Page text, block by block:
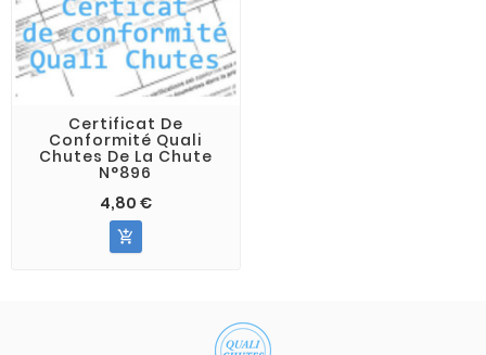
Certificat De
Conformité Quali
Chutes De La Chute
N°896
4,80 €
